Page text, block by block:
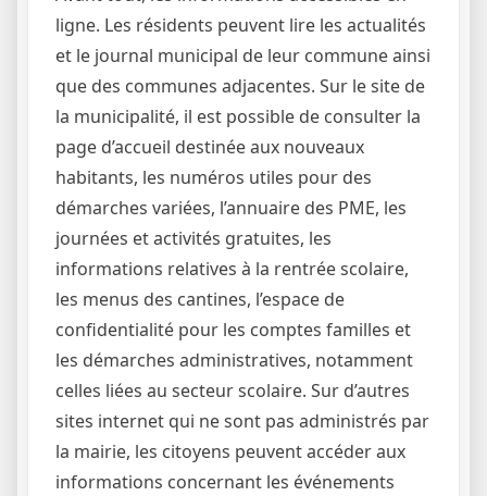
ligne. Les résidents peuvent lire les actualités
et le journal municipal de leur commune ainsi
que des communes adjacentes. Sur le site de
la municipalité, il est possible de consulter la
page d’accueil destinée aux nouveaux
habitants, les numéros utiles pour des
démarches variées, l’annuaire des PME, les
journées et activités gratuites, les
informations relatives à la rentrée scolaire,
les menus des cantines, l’espace de
confidentialité pour les comptes familles et
les démarches administratives, notamment
celles liées au secteur scolaire. Sur d’autres
sites internet qui ne sont pas administrés par
la mairie, les citoyens peuvent accéder aux
informations concernant les événements